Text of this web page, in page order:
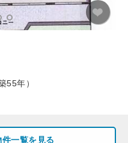
55年）
一覧を見る